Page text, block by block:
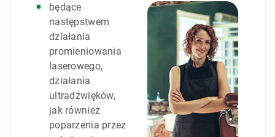
będące
następstwem
działania
promieniowania
laserowego,
działania
ultradźwięków,
jak również
poparzenia przez